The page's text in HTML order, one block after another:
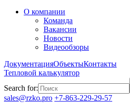
О компании
Команда
Вакансии
Новости
Видеообзоры
ДокументацияОбъектыКонтакты
Тепловой калькулятор
Search for:
sales@rzko.pro +7-863-229-29-57